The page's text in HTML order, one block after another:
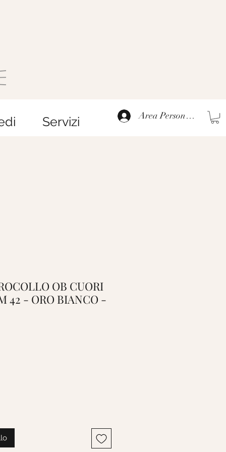
Servizi Area Personale
OB CUORI
42 - ORO BIANCO -